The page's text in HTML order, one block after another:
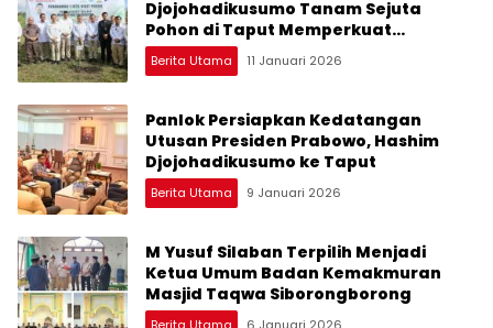
Djojohadikusumo Tanam Sejuta
Pohon di Taput Memperkuat
Ketahanan Ekologi
Berita Utama 11 Januari 2026
Panlok Persiapkan Kedatangan
Utusan Presiden Prabowo, Hashim
Djojohadikusumo ke Taput
Berita Utama 9 Januari 2026
M Yusuf Silaban Terpilih Menjadi
Ketua Umum Badan Kemakmuran
Masjid Taqwa Siborongborong